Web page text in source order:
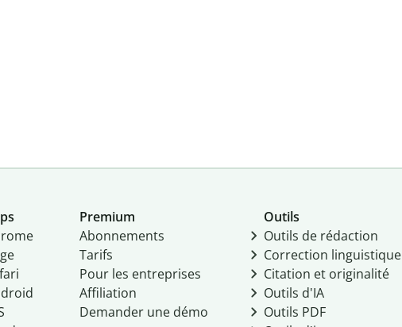
Premium
Abonnements
Tarifs
Pour les entreprises
Affiliation
Demander une démo
Outils
Outils de rédaction
Correction linguistique
Citation et originalité
Outils d'IA
Outils PDF